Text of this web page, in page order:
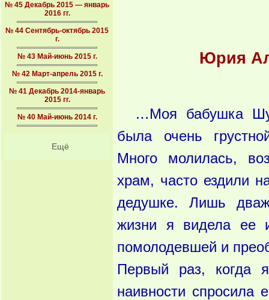
№ 45 Декабрь 2015 — январь
2016 гг.
№ 44 Сентябрь-октябрь 2015
г.
№ 43 Май-июнь 2015 г.
№ 42 Март-апрель 2015 г.
№ 41 Декабрь 2014-январь
2015 гг.
№ 40 Май-июнь 2014 г.
Ещё
Юрия
…Моя бабушка
была очень
Много молилась,
храм, часто ездили
дедушке. Лишь
жизни я видела ее
помолодевшей и
Первый раз, когда
наивности спросила